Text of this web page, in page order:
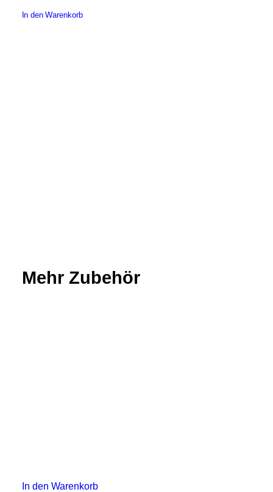
In den Warenkorb
Mehr Zubehör
In den Warenkorb